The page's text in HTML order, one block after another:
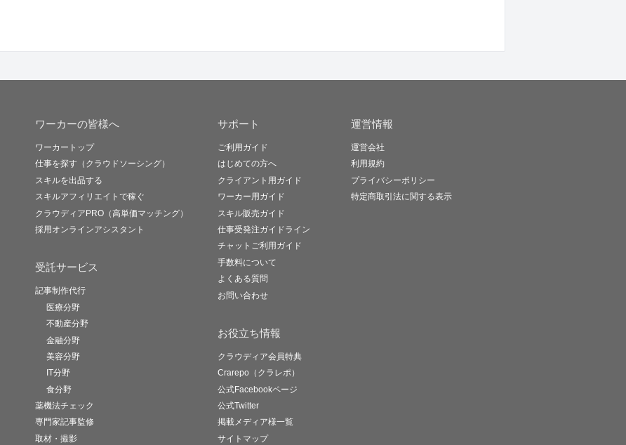
ワーカーの皆様へ
ワーカートップ
仕事を探す（クラウドソーシング）
スキルを出品する
スキルアフィリエイトで稼ぐ
クラウディアPRO（高単価マッチング）
採用オンラインアシスタント
受託サービス
記事制作代行
医療分野
不動産分野
金融分野
美容分野
IT分野
食分野
薬機法チェック
専門家記事監修
取材・撮影
サポート
ご利用ガイド
はじめての方へ
クライアント用ガイド
ワーカー用ガイド
スキル販売ガイド
仕事受発注ガイドライン
チャットご利用ガイド
手数料について
よくある質問
お問い合わせ
お役立ち情報
クラウディア会員特典
Crarepo（クラレポ）
公式Facebookページ
公式Twitter
掲載メディア様一覧
サイトマップ
運営情報
運営会社
利用規約
プライバシーポリシー
特定商取引法に関する表示